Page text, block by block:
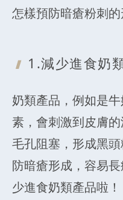
怎樣預防暗瘡粉刺的
1.減少進食奶
奶類產品，例如是
素，會刺激到皮膚
毛孔阻塞，形成黑
防暗瘡形成，容易
少進食奶類產品啦！